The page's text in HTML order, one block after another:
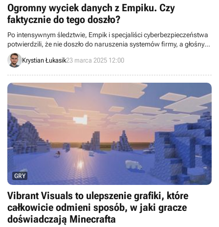
Ogromny wyciek danych z Empiku. Czy
faktycznie do tego doszło?
Po intensywnym śledztwie, Empik i specjaliści cyberbezpieczeństwa
potwierdzili, że nie doszło do naruszenia systemów firmy, a głośny
„wyciek” danych był mistyfikacją. Sprawca wykorzystał dane z
wcześniejszego incydentu dotyczącego innej firmy, aby stworzyć
Krystian Łukasik23 marca 2025 12:00
GRY
Vibrant Visuals to ulepszenie grafiki, które
całkowicie odmieni sposób, w jaki gracze
doświadczają Minecrafta